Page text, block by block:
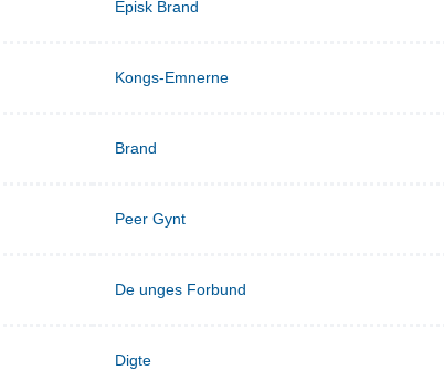
Episk Brand
Kongs-Emnerne
Brand
Peer Gynt
De unges Forbund
Digte